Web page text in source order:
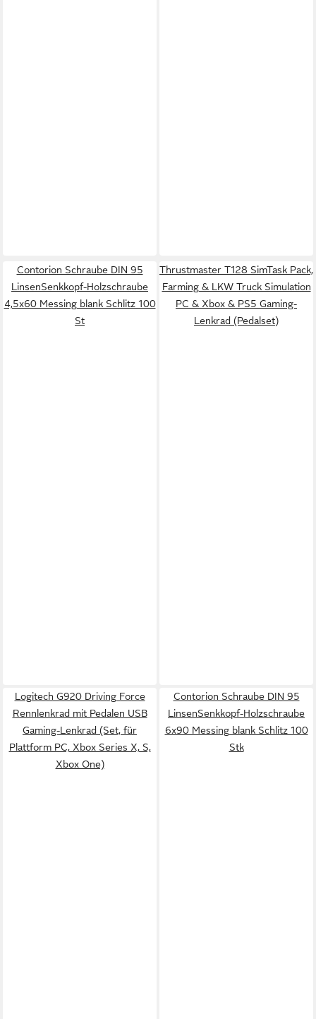
Contorion Schraube DIN 95
LinsenSenkkopf-Holzschraube
4,5x60 Messing blank Schlitz 100
St
Thrustmaster T128 SimTask Pack,
Farming & LKW Truck Simulation
PC & Xbox & PS5 Gaming-
Lenkrad (Pedalset)
Logitech G920 Driving Force
Rennlenkrad mit Pedalen USB
Gaming-Lenkrad (Set, für
Plattform PC, Xbox Series X, S,
Xbox One)
Contorion Schraube DIN 95
LinsenSenkkopf-Holzschraube
6x90 Messing blank Schlitz 100
Stk